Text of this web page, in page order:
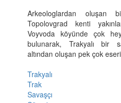
Arkeologlardan oluşan
Topolovgrad kenti
Voyvoda köyünde çok
bulunarak, Trakyalı bir
altından oluşan pek çok
Trakyalı
Trak
Savaşçı